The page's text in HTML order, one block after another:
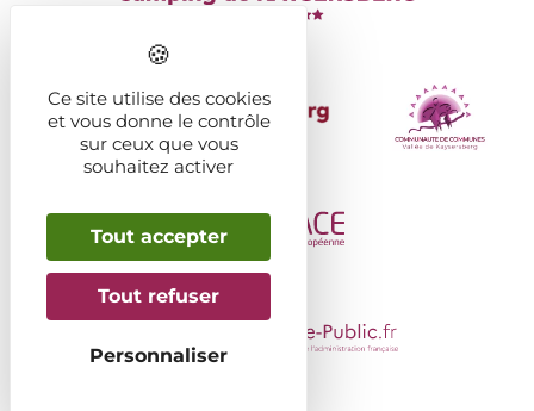
Ce site utilise des cookies
et vous donne le contrôle
sur ceux que vous
souhaitez activer
Tout accepter
Tout refuser
Personnaliser